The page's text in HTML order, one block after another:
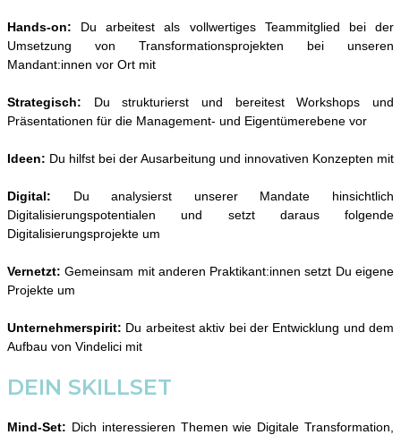
Hands-on: Du arbeitest als vollwertiges Teammitglied bei der
Umsetzung von Transformationsprojekten bei unseren
Mandant:innen vor Ort mit
Strategisch: Du strukturierst und bereitest Workshops und
Präsentationen für die Management- und Eigentümerebene vor
Ideen: Du hilfst bei der Ausarbeitung und innovativen Konzepten mit
Digital: Du analysierst unserer Mandate hinsichtlich
Digitalisierungspotentialen und setzt daraus folgende
Digitalisierungsprojekte um
Vernetzt: Gemeinsam mit anderen Praktikant:innen setzt Du eigene
Projekte um
Unternehmerspirit: Du arbeitest aktiv bei der Entwicklung und dem
Aufbau von Vindelici mit
DEIN SKILLSET
Mind-Set: Dich interessieren Themen wie Digitale Transformation,